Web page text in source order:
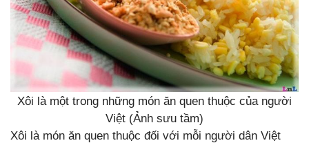
Xôi là một trong những món ăn quen thuộc của người
Việt (Ảnh sưu tầm)
Xôi là món ăn quen thuộc đối với mỗi người dân Việt